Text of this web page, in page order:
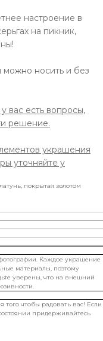
настроение в
на пикник,
можно носить и без
вас есть вопросы,
решение.
украшения
уточняйте у
покрытая золотом
Каждое украшение
материалы, поэтому
уверены, что на внешний
чтобы радовать вас! Если
придерживайтесь